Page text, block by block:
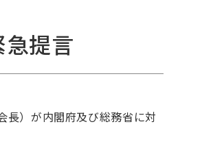
提言
）が内閣府及び総務省に対